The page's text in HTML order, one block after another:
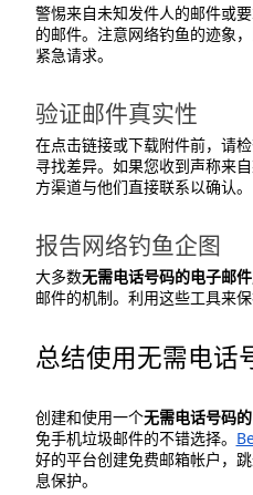
警惕来自未知发件人的邮件或
的邮件。注意网络钓鱼的迹象
紧急请求。
验证邮件真实性
在点击链接或下载附件前，请
寻找差异。如果您收到声称来
方渠道与他们直接联系以确认。
报告网络钓鱼企图
大多数无需电话号码的电子邮件
邮件的机制。利用这些工具来
总结使用无需电话
创建和使用一个无需电话号码
免手机垃圾邮件的不错选择。
好的平台创建免费邮箱帐户，
息保护。